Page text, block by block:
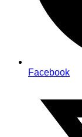
Facebook